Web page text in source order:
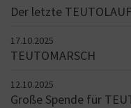
Der letzte TEUTOLAUF
17.10.2025
TEUTOMARSCH
12.10.2025
Große Spende für